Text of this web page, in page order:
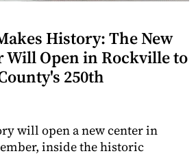
History: The New
Will Open in Rockville to
250th
will open a new center in
inside the historic